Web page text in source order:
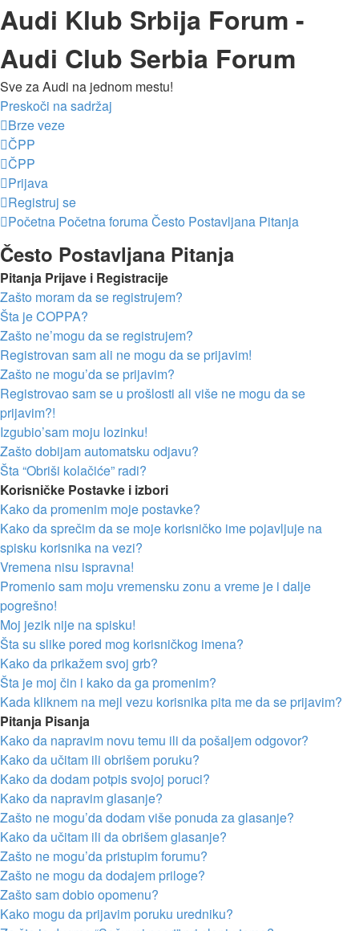
Audi Klub Srbija Forum -
Audi Club Serbia Forum
Sve za Audi na jednom mestu!
Preskoči na sadržaj
Brze veze
ČPP
ČPP
Prijava
Registruj se
Početna Početna forumaČesto Postavljana Pitanja
Često Postavljana Pitanja
Pitanja Prijave i Registracije
Zašto moram da se registrujem?
Šta je COPPA?
Zašto ne’mogu da se registrujem?
Registrovan sam ali ne mogu da se prijavim!
Zašto ne mogu’da se prijavim?
Registrovao sam se u prošlosti ali više ne mogu da se
prijavim?!
Izgubio’sam moju lozinku!
Zašto dobijam automatsku odjavu?
Šta “Obriši kolačiće” radi?
Korisničke Postavke i izbori
Kako da promenim moje postavke?
Kako da sprečim da se moje korisničko ime pojavljuje na
spisku korisnika na vezi?
Vremena nisu ispravna!
Promenio sam moju vremensku zonu a vreme je i dalje
pogrešno!
Moj jezik nije na spisku!
Šta su slike pored mog korisničkog imena?
Kako da prikažem svoj grb?
Šta je moj čin i kako da ga promenim?
Kada kliknem na mejl vezu korisnika pita me da se prijavim?
Pitanja Pisanja
Kako da napravim novu temu ili da pošaljem odgovor?
Kako da učitam ili obrišem poruku?
Kako da dodam potpis svojoj poruci?
Kako da napravim glasanje?
Zašto ne mogu’da dodam više ponuda za glasanje?
Kako da učitam ili da obrišem glasanje?
Zašto ne mogu’da pristupim forumu?
Zašto ne mogu da dodajem priloge?
Zašto sam dobio opomenu?
Kako mogu da prijavim poruku uredniku?